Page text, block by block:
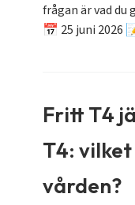
frågan är vad
📅 25 juni 2026
Fritt T4
T4:
vården?
Esperanto
Ślōnskŏ gŏdka
Norsk bokmål